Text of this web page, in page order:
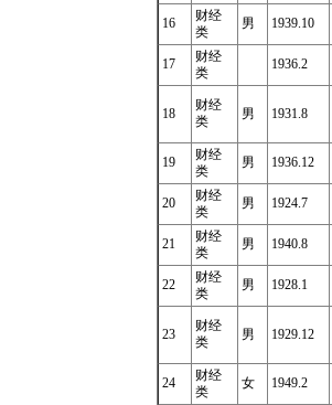
16
财经
类
男 1939.10
17
财经
类
1936.2
18
财经
类
男 1931.8
19
财经
类
男 1936.12
20
财经
类
男 1924.7
21
财经
类
男 1940.8
22
财经
类
男 1928.1
23
财经
类
男 1929.12
24
财经
类
女 1949.2